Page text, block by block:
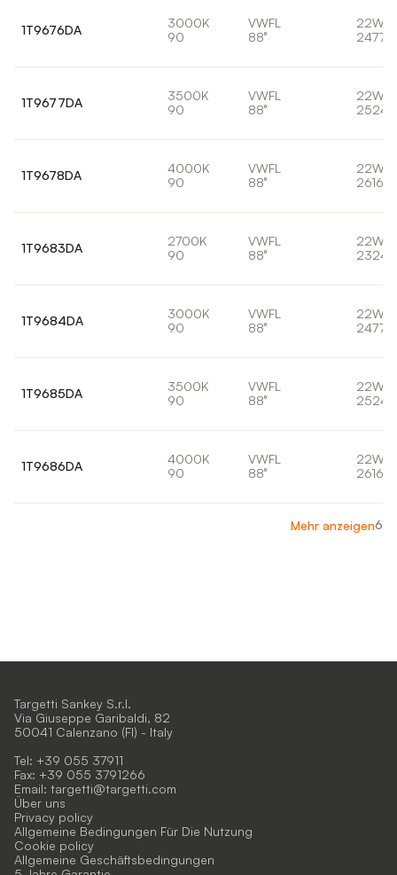
1T9676DA
3000K
90
VWFL
88°
22W
2477lm
1T9677DA
3500K
90
VWFL
88°
22W
1T9678DA
4000K
90
VWFL
88°
22W
2616lm
1T9683DA
2700K
90
VWFL
88°
22W
1T9684DA
3000K
90
VWFL
88°
22W
2477lm
1T9685DA
3500K
90
VWFL
88°
22W
1T9686DA
4000K
90
VWFL
88°
22W
2616lm
Mehr anzeigen6
Targetti Sankey S.r.l.
Via Giuseppe Garibaldi, 82
50041 Calenzano (FI) - Italy
Tel: +39 055 37911
Fax: +39 055 3791266
Email: targetti@targetti.com
Über uns
Privacy policy
Allgemeine Bedingungen Für Die Nutzung
Cookie policy
Allgemeine Geschäftsbedingungen